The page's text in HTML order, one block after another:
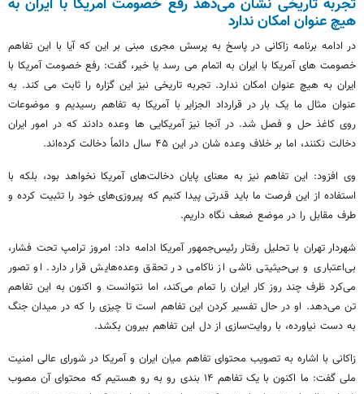
تجربه تاریخی نشان می‌دهد رفع خصومت آمریکا با ایران به
هیچ عنوان امکان ندارد
در ادامه برنامه زاکانی در پاسخ به پرسش مجری مبنی بر این که آیا با این تفاهم
خصومت های آمریکا با ایران به اتمام می رسد یا خیر، گفت: رفع خصومت آمریکا با
ایران به هیچ عنوان امکان ندارد. تجربه تاریخی نیز این گزاره را ثابت می کند. به
عنوان مثال ما یک بار در قرارداد الجزایر با آمریکا به تفاهم رسیدیم و موضوعات
روی کاغذ حل و فصل شد. در آنجا نیز آمریکایی ها وعده دادند که در امور ایران
دخالت نکنند، اما بر خلاف وعده شان در این ۴۵ سال دائماً دخالت کرده‌اند.
وی افزود: این تفاهم نیز به معنای پایان دخالت‌های آمریکا نخواهد بود، بلکه با
استفاده از این فرصت ما باید قدرتی پیدا کنیم که پیروزی‌های خود را تثبیت کرده و
طرف مقابل را در موضع ضعف نگاه داریم.
شهردار تهران با تحلیل رفتار رئیس‌جمهور آمریکا ادامه داد: امروز ترامپ تحت فشار،
بی‌اعتباری و بی‌حیثیتی ناشی از ناکامی در تحقق وعده‌هایش قرار دارد. او تصور
می‌کرد ظرف چند روز کار ایران را تمام می‌کند، اما نتوانست و اکنون به این تفاهم
تن می‌دهد. او در حال تفسیر کردن این تفاهم است تا چیزی را که در میدان جنگ
به دست نیاورده، با روایت‌سازی از دل این تفاهم بیرون بکشد.
زاکانی با اشاره به تصویب محتوای تفاهم میان ایران و آمریکا در شورای عالی امنیت
ملی گفت: ما اکنون با یک تفاهم ۱۴ بندی رو به رو هستیم که محتوای آن مصوب